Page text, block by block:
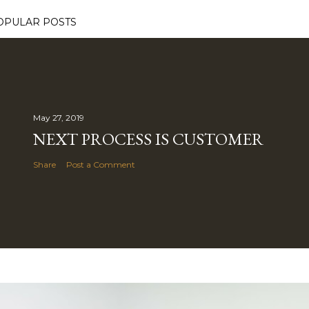
POSTS
May 27, 2019
NEXT PROCESS IS CUSTOMER
Share Post a Comment